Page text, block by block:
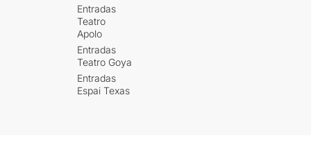
Entradas
Teatro
Apolo
Entradas
Teatro Goya
Entradas
Espai Texas